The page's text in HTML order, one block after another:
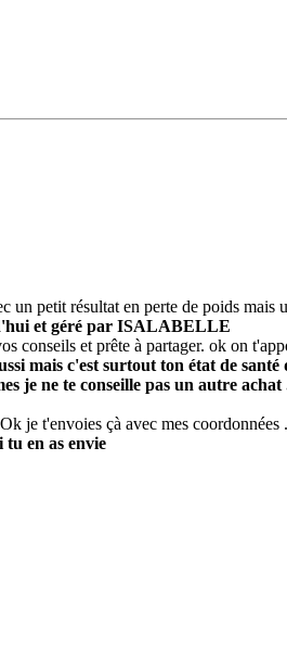
petit résultat en perte de poids
et géré par ISALABELLE
conseils et prête à partager. ok on
mais c'est surtout ton état de
je ne te conseille pas un autre achat
je t'envoies çà avec mes coordonnées .
tu en as envie